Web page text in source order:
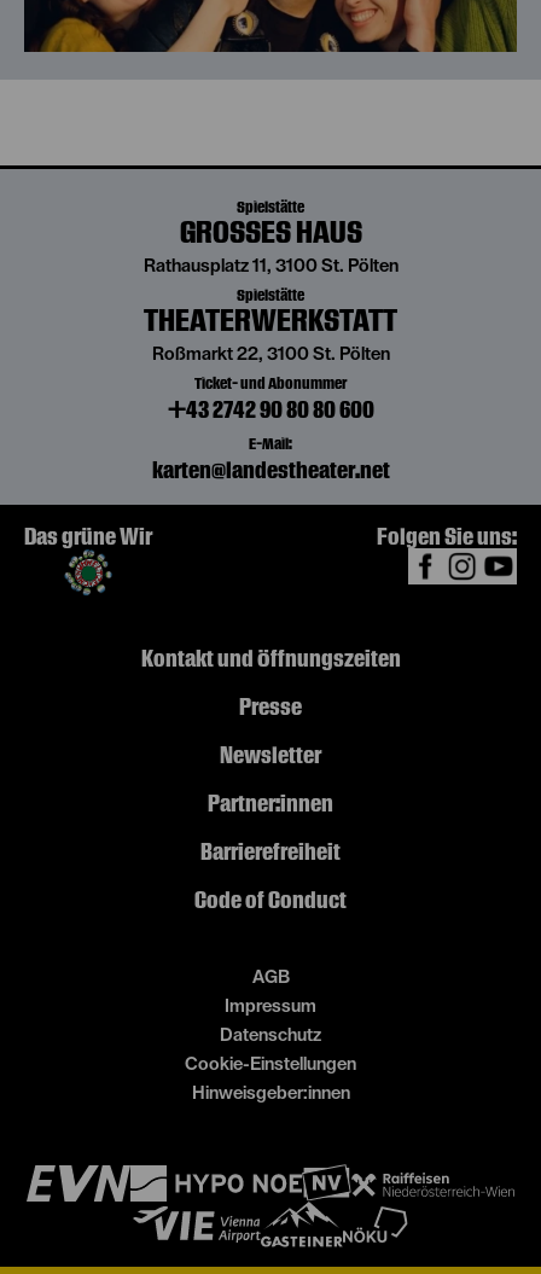
Spielstätte
GROSSES HAUS
Rathausplatz 11, 3100 St. Pölten
Spielstätte
THEATERWERKSTATT
Roßmarkt 22, 3100 St. Pölten
Ticket- und Abonummer
+43 2742 90 80 80 600
E-Mail:
karten@landestheater.net
Das grüne Wir Folgen Sie uns:
Kontakt und Öffnungszeiten
Presse
Newsletter
Partner:innen
Barrierefreiheit
Code of Conduct
AGB
Impressum
Datenschutz
Cookie-Einstellungen
Hinweisgeber:innen